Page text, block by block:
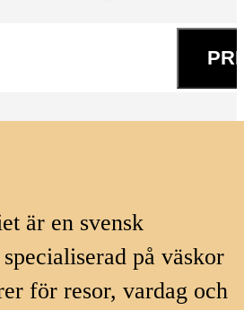
är en svensk
på väskor
för resor, vardag och